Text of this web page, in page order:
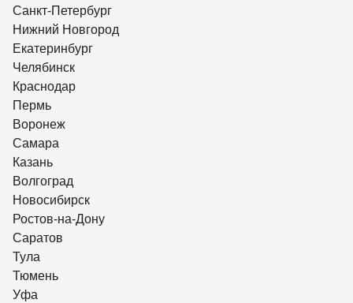
не шумная, удобная в руках и удивительно эффективная
609 отзывов
Отзыв о болгарке (ушм) Makita 9558 HN
Пользователь
06.10.2010
Мощьность, достаточная длина кабеля, высококачественный
термостойкий, пылезащищенный двигатель, отличная эргономика,
удобная кнопка включения.
Санкт-Петербург
Нижний Новгород
Екатеринбург
Челябинск
Краснодар
Пермь
Воронеж
Самара
Казань
Волгоград
Новосибирск
Ростов-на-Дону
Саратов
Тула
Тюмень
Уфа